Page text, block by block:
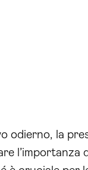
odierno, la
l’importanza